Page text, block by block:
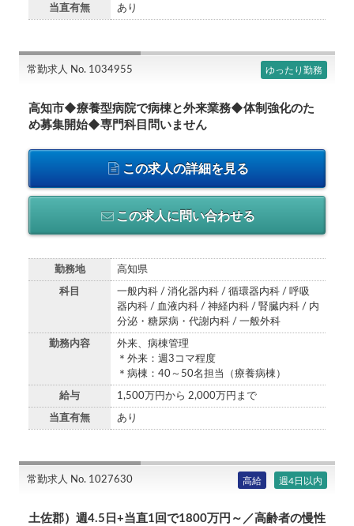
当直有無 あり
常勤求人 No. 1034955 ゆったり勤務
高知市◆療養型病院で病棟と外来業務◆体制強化のた
め募集開始◆専門科目問いません
この求人の詳細を見る
この求人に問い合わせる
勤務地 高知県
科目
一般内科 / 消化器内科 / 循環器内科 / 呼吸
器内科 / 血液内科 / 神経内科 / 腎臓内科 / 内
分泌・糖尿病・代謝内科 / 一般外科
勤務内容
外来、病棟管理
＊外来：週3コマ程度
＊病棟：40～50名担当（療養病棟）
給与 1,500万円から 2,000万円まで
当直有無 あり
常勤求人 No. 1027630 高給 週4日以内
土佐郡）週4.5日+当直1回で1800万円～／高齢者の慢性